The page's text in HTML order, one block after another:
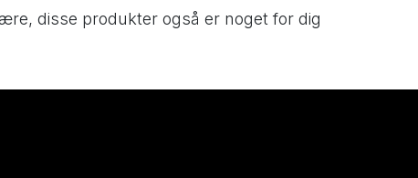
disse produkter også er noget for dig